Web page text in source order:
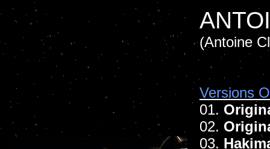
(Antoine
Versions
01.
02.
03.